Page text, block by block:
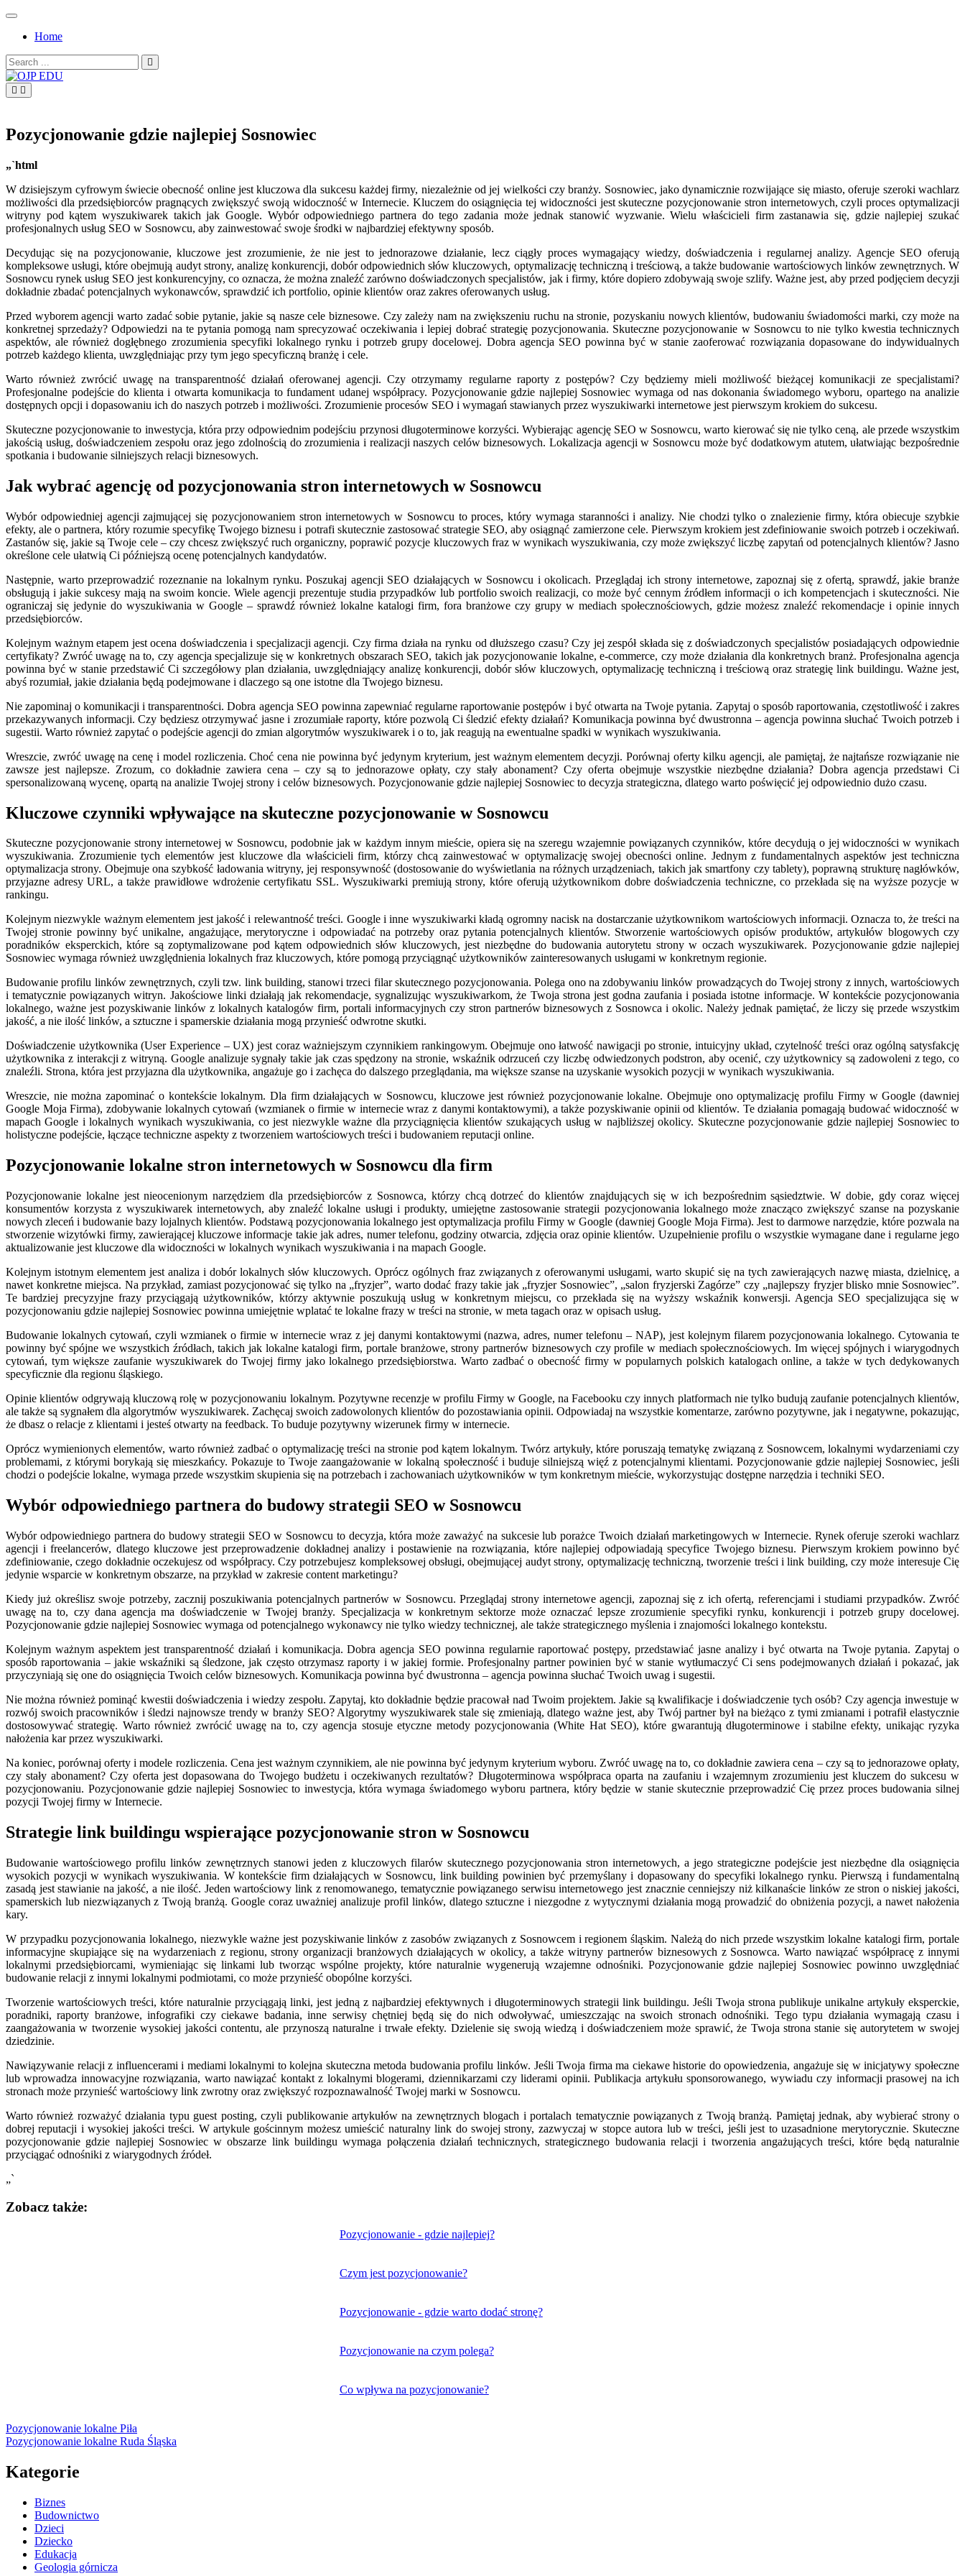
Skip
contentHome
Search
for:
Pozycjonowanie gdzie najlepiej Sosnowiec
„`html
W dzisiejszym cyfrowym świecie obecność online jest kluczowa dla sukcesu każdej firmy, niezależnie od jej wielkości czy branży. Sosnowiec, jako dynamicznie rozwijające się miasto, oferuje szeroki wachlarz
możliwości dla przedsiębiorców pragnących zwiększyć swoją widoczność w Internecie. Kluczem do osiągnięcia tej widoczności jest skuteczne pozycjonowanie stron internetowych, czyli proces optymalizacji
witryny pod kątem wyszukiwarek takich jak Google. Wybór odpowiedniego partnera do tego zadania może jednak stanowić wyzwanie. Wielu właścicieli firm zastanawia się, gdzie najlepiej szukać
profesjonalnych usług SEO w Sosnowcu, aby zainwestować swoje środki w najbardziej efektywny sposób.
Decydując się na pozycjonowanie, kluczowe jest zrozumienie, że nie jest to jednorazowe działanie, lecz ciągły proces wymagający wiedzy, doświadczenia i regularnej analizy. Agencje SEO oferują
kompleksowe usługi, które obejmują audyt strony, analizę konkurencji, dobór odpowiednich słów kluczowych, optymalizację techniczną i treściową, a także budowanie wartościowych linków zewnętrznych. W
Sosnowcu rynek usług SEO jest konkurencyjny, co oznacza, że można znaleźć zarówno doświadczonych specjalistów, jak i firmy, które dopiero zdobywają swoje szlify. Ważne jest, aby przed podjęciem decyzji
dokładnie zbadać potencjalnych wykonawców, sprawdzić ich portfolio, opinie klientów oraz zakres oferowanych usług.
Przed wyborem agencji warto zadać sobie pytanie, jakie są nasze cele biznesowe. Czy zależy nam na zwiększeniu ruchu na stronie, pozyskaniu nowych klientów, budowaniu świadomości marki, czy może na
konkretnej sprzedaży? Odpowiedzi na te pytania pomogą nam sprecyzować oczekiwania i lepiej dobrać strategię pozycjonowania. Skuteczne pozycjonowanie w Sosnowcu to nie tylko kwestia technicznych
aspektów, ale również dogłębnego zrozumienia specyfiki lokalnego rynku i potrzeb grupy docelowej. Dobra agencja SEO powinna być w stanie zaoferować rozwiązania dopasowane do indywidualnych
potrzeb każdego klienta, uwzględniając przy tym jego specyficzną branżę i cele.
Warto również zwrócić uwagę na transparentność działań oferowanej agencji. Czy otrzymamy regularne raporty z postępów? Czy będziemy mieli możliwość bieżącej komunikacji ze specjalistami?
Profesjonalne podejście do klienta i otwarta komunikacja to fundament udanej współpracy. Pozycjonowanie gdzie najlepiej Sosnowiec wymaga od nas dokonania świadomego wyboru, opartego na analizie
dostępnych opcji i dopasowaniu ich do naszych potrzeb i możliwości. Zrozumienie procesów SEO i wymagań stawianych przez wyszukiwarki internetowe jest pierwszym krokiem do sukcesu.
Skuteczne pozycjonowanie to inwestycja, która przy odpowiednim podejściu przynosi długoterminowe korzyści. Wybierając agencję SEO w Sosnowcu, warto kierować się nie tylko ceną, ale przede wszystkim
jakością usług, doświadczeniem zespołu oraz jego zdolnością do zrozumienia i realizacji naszych celów biznesowych. Lokalizacja agencji w Sosnowcu może być dodatkowym atutem, ułatwiając bezpośrednie
spotkania i budowanie silniejszych relacji biznesowych.
Jak wybrać agencję od pozycjonowania stron internetowych w Sosnowcu
Wybór odpowiedniej agencji zajmującej się pozycjonowaniem stron internetowych w Sosnowcu to proces, który wymaga staranności i analizy. Nie chodzi tylko o znalezienie firmy, która obiecuje szybkie
efekty, ale o partnera, który rozumie specyfikę Twojego biznesu i potrafi skutecznie zastosować strategie SEO, aby osiągnąć zamierzone cele. Pierwszym krokiem jest zdefiniowanie swoich potrzeb i oczekiwań.
Zastanów się, jakie są Twoje cele – czy chcesz zwiększyć ruch organiczny, poprawić pozycje kluczowych fraz w wynikach wyszukiwania, czy może zwiększyć liczbę zapytań od potencjalnych klientów? Jasno
określone cele ułatwią Ci późniejszą ocenę potencjalnych kandydatów.
Następnie, warto przeprowadzić rozeznanie na lokalnym rynku. Poszukaj agencji SEO działających w Sosnowcu i okolicach. Przeglądaj ich strony internetowe, zapoznaj się z ofertą, sprawdź, jakie branże
obsługują i jakie sukcesy mają na swoim koncie. Wiele agencji prezentuje studia przypadków lub portfolio swoich realizacji, co może być cennym źródłem informacji o ich kompetencjach i skuteczności. Nie
ograniczaj się jedynie do wyszukiwania w Google – sprawdź również lokalne katalogi firm, fora branżowe czy grupy w mediach społecznościowych, gdzie możesz znaleźć rekomendacje i opinie innych
przedsiębiorców.
Kolejnym ważnym etapem jest ocena doświadczenia i specjalizacji agencji. Czy firma działa na rynku od dłuższego czasu? Czy jej zespół składa się z doświadczonych specjalistów posiadających odpowiednie
certyfikaty? Zwróć uwagę na to, czy agencja specjalizuje się w konkretnych obszarach SEO, takich jak pozycjonowanie lokalne, e-commerce, czy może działania dla konkretnych branż. Profesjonalna agencja
powinna być w stanie przedstawić Ci szczegółowy plan działania, uwzględniający analizę konkurencji, dobór słów kluczowych, optymalizację techniczną i treściową oraz strategię link buildingu. Ważne jest,
abyś rozumiał, jakie działania będą podejmowane i dlaczego są one istotne dla Twojego biznesu.
Nie zapominaj o komunikacji i transparentności. Dobra agencja SEO powinna zapewniać regularne raportowanie postępów i być otwarta na Twoje pytania. Zapytaj o sposób raportowania, częstotliwość i zakres
przekazywanych informacji. Czy będziesz otrzymywać jasne i zrozumiałe raporty, które pozwolą Ci śledzić efekty działań? Komunikacja powinna być dwustronna – agencja powinna słuchać Twoich potrzeb i
sugestii. Warto również zapytać o podejście agencji do zmian algorytmów wyszukiwarek i o to, jak reagują na ewentualne spadki w wynikach wyszukiwania.
Wreszcie, zwróć uwagę na cenę i model rozliczenia. Choć cena nie powinna być jedynym kryterium, jest ważnym elementem decyzji. Porównaj oferty kilku agencji, ale pamiętaj, że najtańsze rozwiązanie nie
zawsze jest najlepsze. Zrozum, co dokładnie zawiera cena – czy są to jednorazowe opłaty, czy stały abonament? Czy oferta obejmuje wszystkie niezbędne działania? Dobra agencja przedstawi Ci
spersonalizowaną wycenę, opartą na analizie Twojej strony i celów biznesowych. Pozycjonowanie gdzie najlepiej Sosnowiec to decyzja strategiczna, dlatego warto poświęcić jej odpowiednio dużo czasu.
Kluczowe czynniki wpływające na skuteczne pozycjonowanie w Sosnowcu
Skuteczne pozycjonowanie strony internetowej w Sosnowcu, podobnie jak w każdym innym mieście, opiera się na szeregu wzajemnie powiązanych czynników, które decydują o jej widoczności w wynikach
wyszukiwania. Zrozumienie tych elementów jest kluczowe dla właścicieli firm, którzy chcą zainwestować w optymalizację swojej obecności online. Jednym z fundamentalnych aspektów jest techniczna
optymalizacja strony. Obejmuje ona szybkość ładowania witryny, jej responsywność (dostosowanie do wyświetlania na różnych urządzeniach, takich jak smartfony czy tablety), poprawną strukturę nagłówków,
przyjazne adresy URL, a także prawidłowe wdrożenie certyfikatu SSL. Wyszukiwarki premiują strony, które oferują użytkownikom dobre doświadczenia techniczne, co przekłada się na wyższe pozycje w
rankingu.
Kolejnym niezwykle ważnym elementem jest jakość i relewantność treści. Google i inne wyszukiwarki kładą ogromny nacisk na dostarczanie użytkownikom wartościowych informacji. Oznacza to, że treści na
Twojej stronie powinny być unikalne, angażujące, merytoryczne i odpowiadać na potrzeby oraz pytania potencjalnych klientów. Stworzenie wartościowych opisów produktów, artykułów blogowych czy
poradników eksperckich, które są zoptymalizowane pod kątem odpowiednich słów kluczowych, jest niezbędne do budowania autorytetu strony w oczach wyszukiwarek. Pozycjonowanie gdzie najlepiej
Sosnowiec wymaga również uwzględnienia lokalnych fraz kluczowych, które pomogą przyciągnąć użytkowników zainteresowanych usługami w konkretnym regionie.
Budowanie profilu linków zewnętrznych, czyli tzw. link building, stanowi trzeci filar skutecznego pozycjonowania. Polega ono na zdobywaniu linków prowadzących do Twojej strony z innych, wartościowych
i tematycznie powiązanych witryn. Jakościowe linki działają jak rekomendacje, sygnalizując wyszukiwarkom, że Twoja strona jest godna zaufania i posiada istotne informacje. W kontekście pozycjonowania
lokalnego, ważne jest pozyskiwanie linków z lokalnych katalogów firm, portali informacyjnych czy stron partnerów biznesowych z Sosnowca i okolic. Należy jednak pamiętać, że liczy się przede wszystkim
jakość, a nie ilość linków, a sztuczne i spamerskie działania mogą przynieść odwrotne skutki.
Doświadczenie użytkownika (User Experience – UX) jest coraz ważniejszym czynnikiem rankingowym. Obejmuje ono łatwość nawigacji po stronie, intuicyjny układ, czytelność treści oraz ogólną satysfakcję
użytkownika z interakcji z witryną. Google analizuje sygnały takie jak czas spędzony na stronie, wskaźnik odrzuceń czy liczbę odwiedzonych podstron, aby ocenić, czy użytkownicy są zadowoleni z tego, co
znaleźli. Strona, która jest przyjazna dla użytkownika, angażuje go i zachęca do dalszego przeglądania, ma większe szanse na uzyskanie wysokich pozycji w wynikach wyszukiwania.
Wreszcie, nie można zapominać o kontekście lokalnym. Dla firm działających w Sosnowcu, kluczowe jest również pozycjonowanie lokalne. Obejmuje ono optymalizację profilu Firmy w Google (dawniej
Google Moja Firma), zdobywanie lokalnych cytowań (wzmianek o firmie w internecie wraz z danymi kontaktowymi), a także pozyskiwanie opinii od klientów. Te działania pomagają budować widoczność w
mapach Google i lokalnych wynikach wyszukiwania, co jest niezwykle ważne dla przyciągnięcia klientów szukających usług w najbliższej okolicy. Skuteczne pozycjonowanie gdzie najlepiej Sosnowiec to
holistyczne podejście, łączące techniczne aspekty z tworzeniem wartościowych treści i budowaniem reputacji online.
Pozycjonowanie lokalne stron internetowych w Sosnowcu dla firm
Pozycjonowanie lokalne jest nieocenionym narzędziem dla przedsiębiorców z Sosnowca, którzy chcą dotrzeć do klientów znajdujących się w ich bezpośrednim sąsiedztwie. W dobie, gdy coraz więcej
konsumentów korzysta z wyszukiwarek internetowych, aby znaleźć lokalne usługi i produkty, umiejętne zastosowanie strategii pozycjonowania lokalnego może znacząco zwiększyć szanse na pozyskanie
nowych zleceń i budowanie bazy lojalnych klientów. Podstawą pozycjonowania lokalnego jest optymalizacja profilu Firmy w Google (dawniej Google Moja Firma). Jest to darmowe narzędzie, które pozwala na
stworzenie wizytówki firmy, zawierającej kluczowe informacje takie jak adres, numer telefonu, godziny otwarcia, zdjęcia oraz opinie klientów. Uzupełnienie profilu o wszystkie wymagane dane i regularne jego
aktualizowanie jest kluczowe dla widoczności w lokalnych wynikach wyszukiwania i na mapach Google.
Kolejnym istotnym elementem jest analiza i dobór lokalnych słów kluczowych. Oprócz ogólnych fraz związanych z oferowanymi usługami, warto skupić się na tych zawierających nazwę miasta, dzielnicę, a
nawet konkretne miejsca. Na przykład, zamiast pozycjonować się tylko na „fryzjer”, warto dodać frazy takie jak „fryzjer Sosnowiec”, „salon fryzjerski Zagórze” czy „najlepszy fryzjer blisko mnie Sosnowiec”.
Te bardziej precyzyjne frazy przyciągają użytkowników, którzy aktywnie poszukują usług w konkretnym miejscu, co przekłada się na wyższy wskaźnik konwersji. Agencja SEO specjalizująca się w
pozycjonowaniu gdzie najlepiej Sosnowiec powinna umiejętnie wplatać te lokalne frazy w treści na stronie, w meta tagach oraz w opisach usług.
Budowanie lokalnych cytowań, czyli wzmianek o firmie w internecie wraz z jej danymi kontaktowymi (nazwa, adres, numer telefonu – NAP), jest kolejnym filarem pozycjonowania lokalnego. Cytowania te
powinny być spójne we wszystkich źródłach, takich jak lokalne katalogi firm, portale branżowe, strony partnerów biznesowych czy profile w mediach społecznościowych. Im więcej spójnych i wiarygodnych
cytowań, tym większe zaufanie wyszukiwarek do Twojej firmy jako lokalnego przedsiębiorstwa. Warto zadbać o obecność firmy w popularnych polskich katalogach online, a także w tych dedykowanych
specyficznie dla regionu śląskiego.
Opinie klientów odgrywają kluczową rolę w pozycjonowaniu lokalnym. Pozytywne recenzje w profilu Firmy w Google, na Facebooku czy innych platformach nie tylko budują zaufanie potencjalnych klientów,
ale także są sygnałem dla algorytmów wyszukiwarek. Zachęcaj swoich zadowolonych klientów do pozostawiania opinii. Odpowiadaj na wszystkie komentarze, zarówno pozytywne, jak i negatywne, pokazując,
że dbasz o relacje z klientami i jesteś otwarty na feedback. To buduje pozytywny wizerunek firmy w internecie.
Oprócz wymienionych elementów, warto również zadbać o optymalizację treści na stronie pod kątem lokalnym. Twórz artykuły, które poruszają tematykę związaną z Sosnowcem, lokalnymi wydarzeniami czy
problemami, z którymi borykają się mieszkańcy. Pokazuje to Twoje zaangażowanie w lokalną społeczność i buduje silniejszą więź z potencjalnymi klientami. Pozycjonowanie gdzie najlepiej Sosnowiec, jeśli
chodzi o podejście lokalne, wymaga przede wszystkim skupienia się na potrzebach i zachowaniach użytkowników w tym konkretnym mieście, wykorzystując dostępne narzędzia i techniki SEO.
Wybór odpowiedniego partnera do budowy strategii SEO w Sosnowcu
Wybór odpowiedniego partnera do budowy strategii SEO w Sosnowcu to decyzja, która może zaważyć na sukcesie lub porażce Twoich działań marketingowych w Internecie. Rynek oferuje szeroki wachlarz
agencji i freelancerów, dlatego kluczowe jest przeprowadzenie dokładnej analizy i postawienie na rozwiązania, które najlepiej odpowiadają specyfice Twojego biznesu. Pierwszym krokiem powinno być
zdefiniowanie, czego dokładnie oczekujesz od współpracy. Czy potrzebujesz kompleksowej obsługi, obejmującej audyt strony, optymalizację techniczną, tworzenie treści i link building, czy może interesuje Cię
jedynie wsparcie w konkretnym obszarze, na przykład w zakresie content marketingu?
Kiedy już określisz swoje potrzeby, zacznij poszukiwania potencjalnych partnerów w Sosnowcu. Przeglądaj strony internetowe agencji, zapoznaj się z ich ofertą, referencjami i studiami przypadków. Zwróć
uwagę na to, czy dana agencja ma doświadczenie w Twojej branży. Specjalizacja w konkretnym sektorze może oznaczać lepsze zrozumienie specyfiki rynku, konkurencji i potrzeb grupy docelowej.
Pozycjonowanie gdzie najlepiej Sosnowiec wymaga od potencjalnego wykonawcy nie tylko wiedzy technicznej, ale także strategicznego myślenia i znajomości lokalnego kontekstu.
Kolejnym ważnym aspektem jest transparentność działań i komunikacja. Dobra agencja SEO powinna regularnie raportować postępy, przedstawiać jasne analizy i być otwarta na Twoje pytania. Zapytaj o
sposób raportowania – jakie wskaźniki są śledzone, jak często otrzymasz raporty i w jakiej formie. Profesjonalny partner powinien być w stanie wytłumaczyć Ci sens podejmowanych działań i pokazać, jak
przyczyniają się one do osiągnięcia Twoich celów biznesowych. Komunikacja powinna być dwustronna – agencja powinna słuchać Twoich uwag i sugestii.
Nie można również pominąć kwestii doświadczenia i wiedzy zespołu. Zapytaj, kto dokładnie będzie pracował nad Twoim projektem. Jakie są kwalifikacje i doświadczenie tych osób? Czy agencja inwestuje w
rozwój swoich pracowników i śledzi najnowsze trendy w branży SEO? Algorytmy wyszukiwarek stale się zmieniają, dlatego ważne jest, aby Twój partner był na bieżąco z tymi zmianami i potrafił elastycznie
dostosowywać strategię. Warto również zwrócić uwagę na to, czy agencja stosuje etyczne metody pozycjonowania (White Hat SEO), które gwarantują długoterminowe i stabilne efekty, unikając ryzyka
nałożenia kar przez wyszukiwarki.
Na koniec, porównaj oferty i modele rozliczenia. Cena jest ważnym czynnikiem, ale nie powinna być jedynym kryterium wyboru. Zwróć uwagę na to, co dokładnie zawiera cena – czy są to jednorazowe opłaty,
czy stały abonament? Czy oferta jest dopasowana do Twojego budżetu i oczekiwanych rezultatów? Długoterminowa współpraca oparta na zaufaniu i wzajemnym zrozumieniu jest kluczem do sukcesu w
pozycjonowaniu. Pozycjonowanie gdzie najlepiej Sosnowiec to inwestycja, która wymaga świadomego wyboru partnera, który będzie w stanie skutecznie przeprowadzić Cię przez proces budowania silnej
pozycji Twojej firmy w Internecie.
Strategie link buildingu wspierające pozycjonowanie stron w Sosnowcu
Budowanie wartościowego profilu linków zewnętrznych stanowi jeden z kluczowych filarów skutecznego pozycjonowania stron internetowych, a jego strategiczne podejście jest niezbędne dla osiągnięcia
wysokich pozycji w wynikach wyszukiwania. W kontekście firm działających w Sosnowcu, link building powinien być przemyślany i dopasowany do specyfiki lokalnego rynku. Pierwszą i fundamentalną
zasadą jest stawianie na jakość, a nie ilość. Jeden wartościowy link z renomowanego, tematycznie powiązanego serwisu internetowego jest znacznie cenniejszy niż kilkanaście linków ze stron o niskiej jakości,
spamerskich lub niezwiązanych z Twoją branżą. Google coraz uważniej analizuje profil linków, dlatego sztuczne i niezgodne z wytycznymi działania mogą prowadzić do obniżenia pozycji, a nawet nałożenia
kary.
W przypadku pozycjonowania lokalnego, niezwykle ważne jest pozyskiwanie linków z zasobów związanych z Sosnowcem i regionem śląskim. Należą do nich przede wszystkim lokalne katalogi firm, portale
informacyjne skupiające się na wydarzeniach z regionu, strony organizacji branżowych działających w okolicy, a także witryny partnerów biznesowych z Sosnowca. Warto nawiązać współpracę z innymi
lokalnymi przedsiębiorcami, wymieniając się linkami lub tworząc wspólne projekty, które naturalnie wygenerują wzajemne odnośniki. Pozycjonowanie gdzie najlepiej Sosnowiec powinno uwzględniać
budowanie relacji z innymi lokalnymi podmiotami, co może przynieść obopólne korzyści.
Tworzenie wartościowych treści, które naturalnie przyciągają linki, jest jedną z najbardziej efektywnych i długoterminowych strategii link buildingu. Jeśli Twoja strona publikuje unikalne artykuły eksperckie,
poradniki, raporty branżowe, infografiki czy ciekawe badania, inne serwisy chętniej będą się do nich odwoływać, umieszczając na swoich stronach odnośniki. Tego typu działania wymagają czasu i
zaangażowania w tworzenie wysokiej jakości contentu, ale przynoszą naturalne i trwałe efekty. Dzielenie się swoją wiedzą i doświadczeniem może sprawić, że Twoja strona stanie się autorytetem w swojej
dziedzinie.
Nawiązywanie relacji z influencerami i mediami lokalnymi to kolejna skuteczna metoda budowania profilu linków. Jeśli Twoja firma ma ciekawe historie do opowiedzenia, angażuje się w inicjatywy społeczne
lub wprowadza innowacyjne rozwiązania, warto nawiązać kontakt z lokalnymi blogerami, dziennikarzami czy liderami opinii. Publikacja artykułu sponsorowanego, wywiadu czy informacji prasowej na ich
stronach może przynieść wartościowy link zwrotny oraz zwiększyć rozpoznawalność Twojej marki w Sosnowcu.
Warto również rozważyć działania typu guest posting, czyli publikowanie artykułów na zewnętrznych blogach i portalach tematycznie powiązanych z Twoją branżą. Pamiętaj jednak, aby wybierać strony o
dobrej reputacji i wysokiej jakości treści. W artykule gościnnym możesz umieścić naturalny link do swojej strony, zazwyczaj w stopce autora lub w treści, jeśli jest to uzasadnione merytorycznie. Skuteczne
pozycjonowanie gdzie najlepiej Sosnowiec w obszarze link buildingu wymaga połączenia działań technicznych, strategicznego budowania relacji i tworzenia angażujących treści, które będą naturalnie
przyciągać odnośniki z wiarygodnych źródeł.
„`
Zobacz także:
Pozycjonowanie - gdzie najlepiej?
Czym jest pozycjonowanie?
Pozycjonowanie - gdzie warto dodać stronę?
Pozycjonowanie na czym polega?
Co wpływa na pozycjonowanie?
Pozycjonowanie lokalne Piła
Pozycjonowanie lokalne Ruda Śląska
Kategorie
Biznes
Budownictwo
Dzieci
Dziecko
Edukacja
Geologia górnicza